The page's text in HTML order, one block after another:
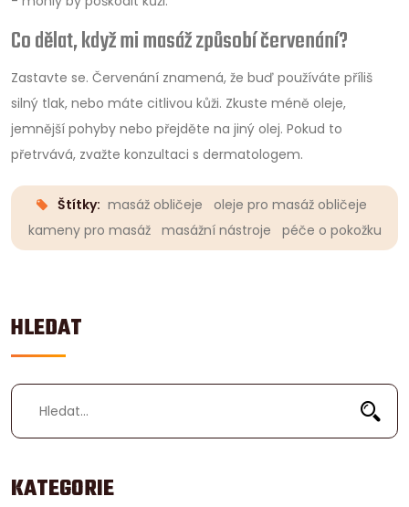
HLEDAT
KATEGORIE
Co dělat, když mi masáž způsobí červenání?
Zastavte se. Červenání znamená, že buď používáte příliš
silný tlak, nebo máte citlivou kůži. Zkuste méně oleje,
jemnější pohyby nebo přejděte na jiný olej. Pokud to
přetrvává, zvažte konzultaci s dermatologem.
Štítky: masáž obličeje
oleje pro masáž obličeje
kameny pro masáž
masážní nástroje péče o pokožku